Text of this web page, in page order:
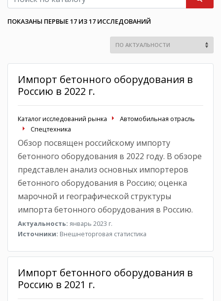
ПОКАЗАНЫ ПЕРВЫЕ 17 ИЗ 17 ИССЛЕДОВАНИЙ
Импорт бетонного оборудования в
Россию в 2022 г.
Каталог исследований рынка
Автомобильная отрасль
Спецтехника
Обзор посвящен российскому импорту
бетонного оборудования в 2022 году. В обзоре
представлен анализ основных импортеров
бетонного оборудования в Россию; оценка
марочной и географической структуры
импорта бетонного оборудования в Россию.
Актуальность: январь 2023 г.
Источники: Внешнеторговая статистика
Импорт бетонного оборудования в
Россию в 2021 г.